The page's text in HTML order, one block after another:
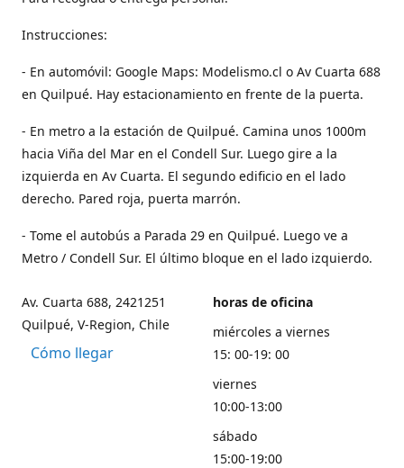
Instrucciones:
- En automóvil: Google Maps: Modelismo.cl o Av Cuarta 688
en Quilpué. Hay estacionamiento en frente de la puerta.
- En metro a la estación de Quilpué. Camina unos 1000m
hacia Viña del Mar en el Condell Sur. Luego gire a la
izquierda en Av Cuarta. El segundo edificio en el lado
derecho. Pared roja, puerta marrón.
- Tome el autobús a Parada 29 en Quilpué. Luego ve a
Metro / Condell Sur. El último bloque en el lado izquierdo.
Av. Cuarta 688, 2421251
Quilpué, V-Region, Chile
Cómo llegar
horas de oficina
miércoles a viernes
15: 00-19: 00
viernes
10:00-13:00
sábado
15:00-19:00